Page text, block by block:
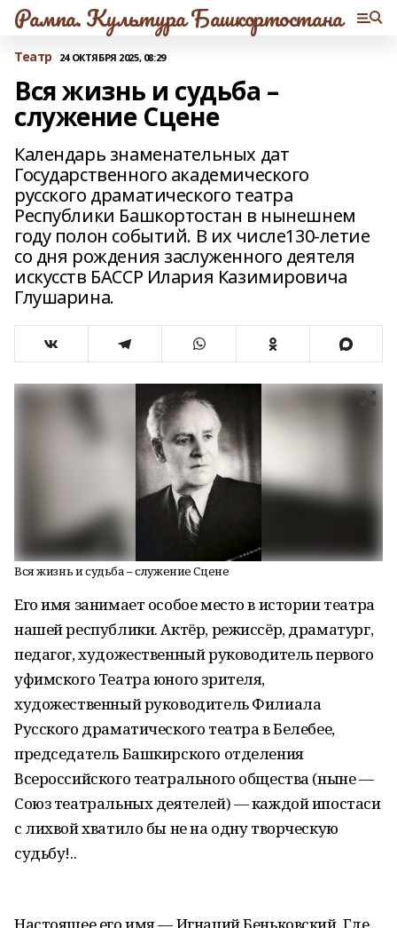
Рампа. Культура Башкортостана
Театр 24 ОКТЯБРЯ 2025, 08:29
Вся жизнь и судьба –
служение Сцене
Календарь знаменательных дат
Государственного академического
русского драматического театра
Республики Башкортостан в нынешнем
году полон событий. В их числе130-летие
со дня рождения заслуженного деятеля
искусств БАССР Илария Казимировича
Глушарина.
Вся жизнь и судьба – служение Сцене
Его имя занимает особое место в истории театра
нашей республики. Актёр, режиссёр, драматург,
педагог, художественный руководитель первого
уфимского Театра юного зрителя,
художественный руководитель Филиала
Русского драматического театра в Белебее,
председатель Башкирского отделения
Всероссийского театрального общества (ныне —
Союз театральных деятелей) — каждой ипостаси
с лихвой хватило бы не на одну творческую
судьбу!..